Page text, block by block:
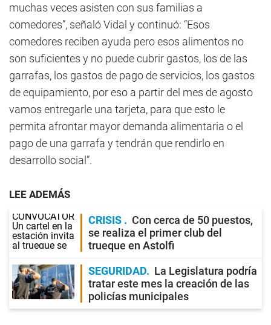
muchas veces asisten con sus familias a
comedores”, señaló Vidal y continuó: “Esos
comedores reciben ayuda pero esos alimentos no
son suficientes y no puede cubrir gastos, los de las
garrafas, los gastos de pago de servicios, los gastos
de equipamiento, por eso a partir del mes de agosto
vamos entregarle una tarjeta, para que esto le
permita afrontar mayor demanda alimentaria o el
pago de una garrafa y tendrán que rendirlo en
desarrollo social”.
LEE ADEMÁS
CRISIS
Con cerca de 50 puestos,
se realiza el primer club del
trueque en Astolfi
SEGURIDAD
La Legislatura podría
tratar este mes la creación de las
policías municipales